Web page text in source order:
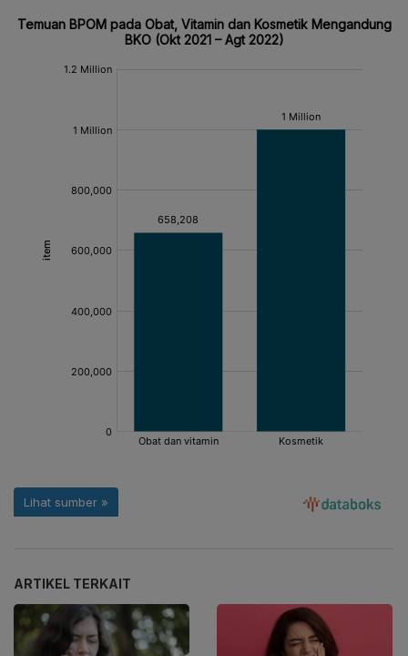
ARTIKEL TERKAIT